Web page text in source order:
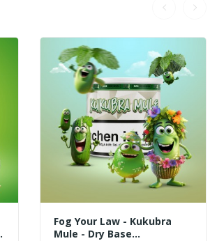
Fog Your Law - Kukubra
Mule - Dry Base